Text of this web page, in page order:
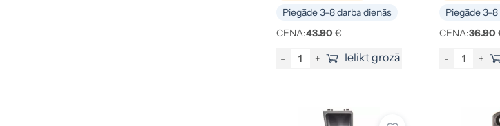
Piegāde 3–8 darba dienās
CENA:43.90 €
- + Ielikt grozā
Piegāde
CENA:36.90
- +